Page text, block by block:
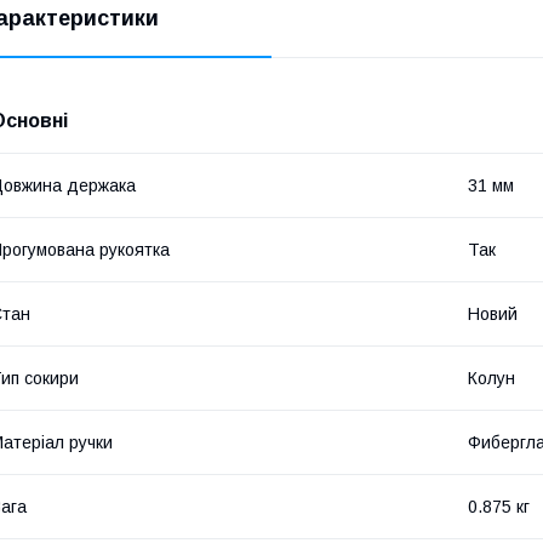
держака 31 мм
рукоятка Так
Новий
сокири Колун
ручки
0.875 кг